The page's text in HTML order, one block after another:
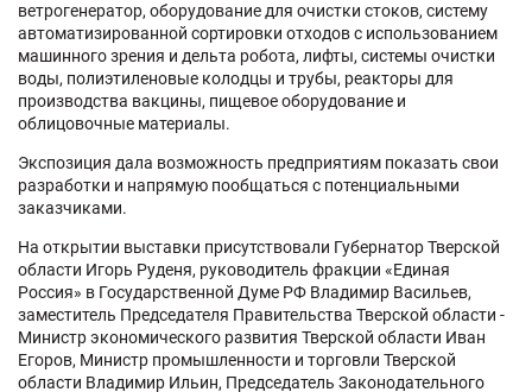
ветрогенератор, оборудование для очистки стоков, систему
автоматизированной сортировки отходов с использованием
машинного зрения и дельта робота, лифты, системы очистки
воды, полиэтиленовые колодцы и трубы, реакторы для
производства вакцины, пищевое оборудование и
облицовочные материалы.
Экспозиция дала возможность предприятиям показать свои
разработки и напрямую пообщаться с потенциальными
заказчиками.
На открытии выставки присутствовали Губернатор Тверской
области Игорь Руденя, руководитель фракции «Единая
Россия» в Государственной Думе РФ Владимир Васильев,
заместитель Председателя Правительства Тверской области -
Министр экономического развития Тверской области Иван
Егоров, Министр промышленности и торговли Тверской
области Владимир Ильин, Председатель Законодательного